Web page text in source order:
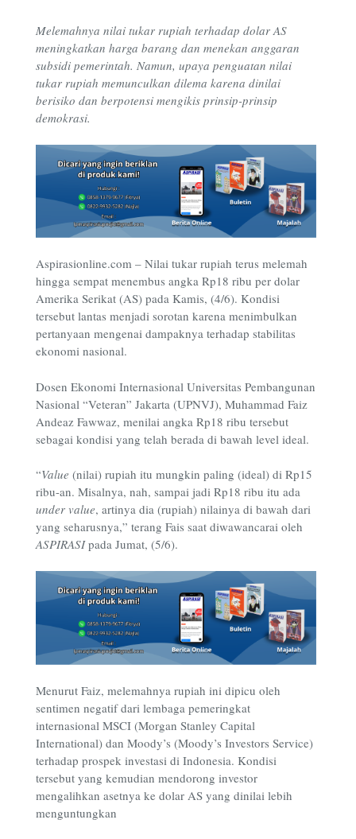
Melemahnya nilai tukar rupiah terhadap dolar AS
meningkatkan harga barang dan menekan anggaran
subsidi pemerintah. Namun, upaya penguatan nilai
tukar rupiah memunculkan dilema karena dinilai
berisiko dan berpotensi mengikis prinsip-prinsip
demokrasi.
Aspirasionline.com – Nilai tukar rupiah terus melemah
hingga sempat menembus angka Rp18 ribu per dolar
Amerika Serikat (AS) pada Kamis, (4/6). Kondisi
tersebut lantas menjadi sorotan karena menimbulkan
pertanyaan mengenai dampaknya terhadap stabilitas
ekonomi nasional.
Dosen Ekonomi Internasional Universitas Pembangunan
Nasional “Veteran” Jakarta (UPNVJ), Muhammad Faiz
Andeaz Fawwaz, menilai angka Rp18 ribu tersebut
sebagai kondisi yang telah berada di bawah level ideal.
“Value (nilai) rupiah itu mungkin paling (ideal) di Rp15
ribu-an. Misalnya, nah, sampai jadi Rp18 ribu itu ada
under value, artinya dia (rupiah) nilainya di bawah dari
yang seharusnya,” terang Fais saat diwawancarai oleh
ASPIRASIpada Jumat, (5/6).
Menurut Faiz, melemahnya rupiah ini dipicu oleh
sentimen negatif dari lembaga pemeringkat
internasional MSCI (Morgan Stanley Capital
International) dan Moody’s (Moody’s Investors Service)
terhadap prospek investasi di Indonesia. Kondisi
tersebut yang kemudian mendorong investor
mengalihkan asetnya ke dolar AS yang dinilai lebih
menguntungkan